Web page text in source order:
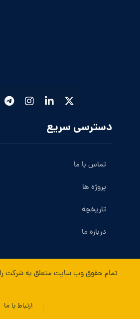
دسترسی سریع
تماس با ما
پروژه ها
تاریخچه
درباره ما
تمام حقوق وب سایت متعلق به شرکت
ارتباط با ما